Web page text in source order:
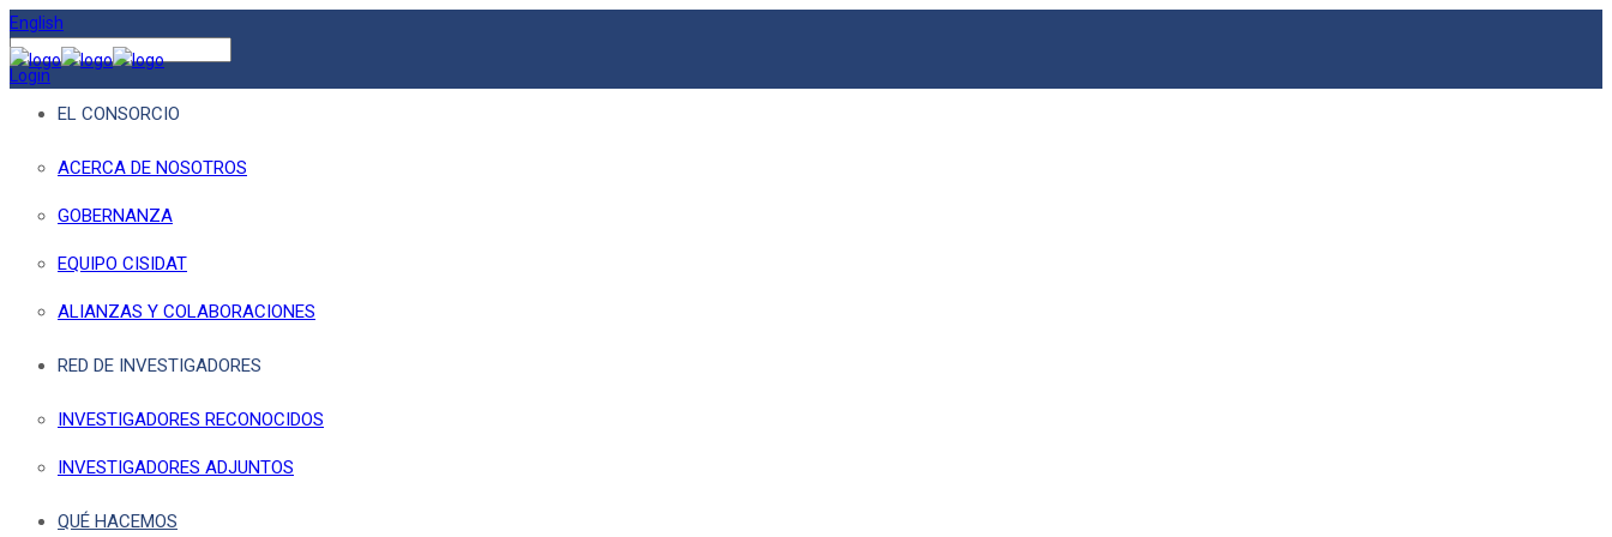
English
Login
EL CONSORCIO
ACERCA DE NOSOTROS
GOBERNANZA
EQUIPO CISIDAT
ALIANZAS Y COLABORACIONES
RED DE INVESTIGADORES
INVESTIGADORES RECONOCIDOS
INVESTIGADORES ADJUNTOS
QUÉ HACEMOS